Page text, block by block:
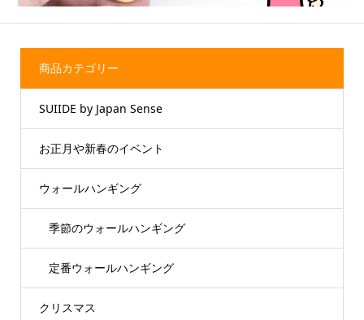
商品カテゴリー
SUIIDE by Japan Sense
お正月や新春のイベント
ウォールハンギング
季節のウォールハンギング
定番ウォールハンギング
クリスマス